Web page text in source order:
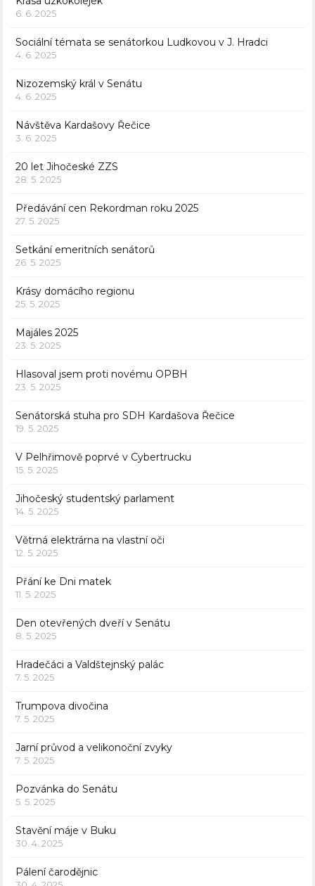
6. 6. 2025
Sociální témata se senátorkou Ludkovou v J. Hradci
4. 6. 2025
Nizozemský král v Senátu
4. 6. 2025
Návštěva Kardašovy Řečice
3. 6. 2025
20 let Jihočeské ZZS
28. 5. 2025
Předávání cen Rekordman roku 2025
27. 5. 2025
Setkání emeritních senátorů
26. 5. 2025
Krásy domácího regionu
25. 5. 2025
Majáles 2025
23. 5. 2025
Hlasoval jsem proti novému OPBH
23. 5. 2025
Senátorská stuha pro SDH Kardašova Řečice
19. 5. 2025
V Pelhřimově poprvé v Cybertrucku
15. 5. 2025
Jihočeský studentský parlament
14. 5. 2025
Větrná elektrárna na vlastní oči
12. 5. 2025
Přání ke Dni matek
11. 5. 2025
Den otevřených dveří v Senátu
8. 5. 2025
Hradečáci a Valdštejnský palác
7. 5. 2025
Trumpova divočina
7. 5. 2025
Jarní průvod a velikonoční zvyky
7. 5. 2025
Pozvánka do Senátu
5. 5. 2025
Stavění máje v Buku
30. 4. 2025
Pálení čarodějnic